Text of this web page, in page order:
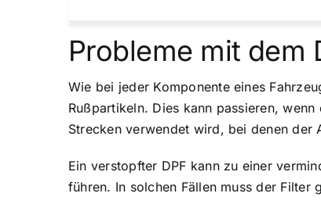
Probleme mit dem
Wie bei jeder Komponente eines
Rußpartikeln. Dies kann passieren,
Strecken verwendet wird, bei denen
Ein verstopfter DPF kann zu einer
führen. In solchen Fällen muss der Filter